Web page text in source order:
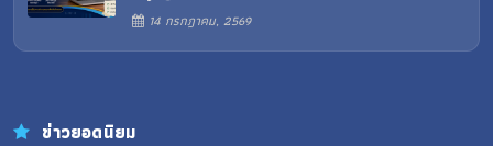
14 กรกฎาคม, 2569
ข่าวยอดนิยม